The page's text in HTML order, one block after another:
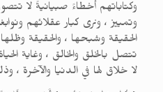
وكتاباتهم أخطاءً صبيانيةً لا
وتمييز ، ونرى كبار عقلائهم
الحقيقة وشبحها ، والحقيقة
تتصل بالخلق والخالق ، وغاية
لا خلاق لها في الدنيا والآخرة ،